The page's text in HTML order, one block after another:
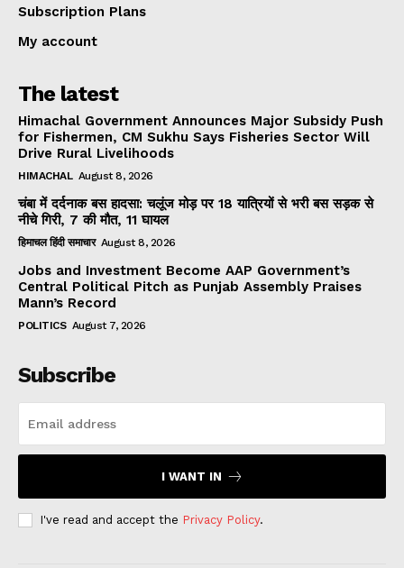
Subscription Plans
My account
The latest
Himachal Government Announces Major Subsidy Push
for Fishermen, CM Sukhu Says Fisheries Sector Will
Drive Rural Livelihoods
HIMACHAL August 8, 2026
चंबा में दर्दनाक बस हादसा: चलूंज मोड़ पर 18 यात्रियों से भरी बस सड़क से
नीचे गिरी, 7 की मौत, 11 घायल
हिमाचल हिंदी समाचार August 8, 2026
Jobs and Investment Become AAP Government’s
Central Political Pitch as Punjab Assembly Praises
Mann’s Record
POLITICS August 7, 2026
Subscribe
I WANT IN
I've read and accept the Privacy Policy.